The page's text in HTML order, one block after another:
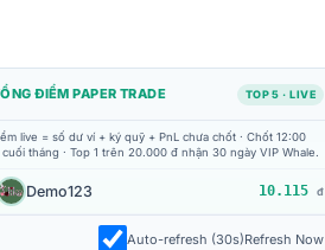
ĐIỂM PAPER TRADE TOP 5 · LIVE
live = số dư ví + ký quỹ + PnL chưa chốt · Chốt 12:00
tháng · Top 1 trên 20.000 đ nhận 30 ngày VIP Whale.
Demo123 10.115 đ
Auto-refresh (30s)Refresh Now